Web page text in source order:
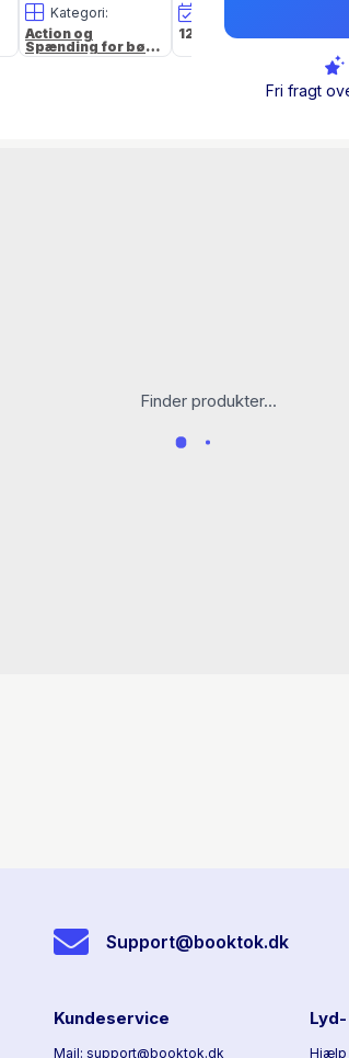
Kategori:
Action og
Spænding for børn
og unge
12 dec 2025
Lix 23,7
Fri fragt
Finder produkter...
Support@booktok.dk
Kundeservice
Mail: support@booktok.dk Hjælp